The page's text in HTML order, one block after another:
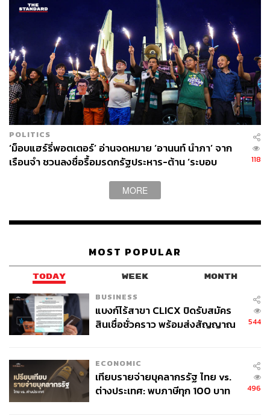
POLITICS
‘ม็อบแฮร์รี่พอตเตอร์’ อ่านจดหมาย ‘อานนท์ นำภา’ จาก
เรือนจำ ชวนลงชื่อรื้อมรดกรัฐประหาร-ต้าน ‘ระบอบ
118
MORE
MOST POPULAR
TODAY WEEK MONTH
BUSINESS
แบงก์ไร้สาขา CLICX ปิดรับสมัคร
สินเชื่อชั่วคราว พร้อมส่งสัญญาณ
544
ECONOMIC
เทียบรายจ่ายบุคลากรรัฐ ไทย vs.
ต่างประเทศ: พบภาษีทุก 100 บาท
496